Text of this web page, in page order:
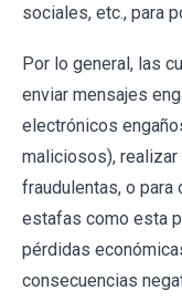
sociales, etc., para
Por lo general, las
enviar mensajes
electrónicos
maliciosos),
fraudulentas, o para
estafas como esta
pérdidas
consecuencias